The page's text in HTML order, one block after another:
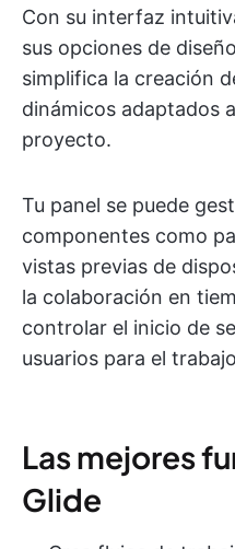
Con su interfaz
sus opciones de
simplifica la creación
dinámicos adaptados
proyecto.
Tu panel se puede
componentes como
vistas previas de
la colaboración en
controlar el inicio de
usuarios para el
Las mejores
Glide